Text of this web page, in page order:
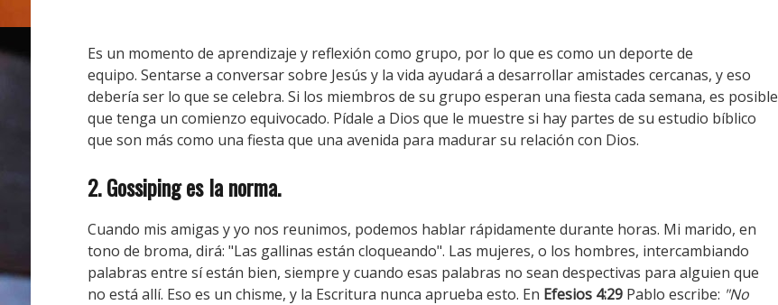
Es un momento de aprendizaje y reflexión como grupo, por lo que es como un deporte de
equipo.Sentarse a conversar sobre Jesús y la vida ayudará a desarrollar amistades cercanas, y eso
debería ser lo que se celebra.Si los miembros de su grupo esperan una fiesta cada semana, es posible
que tenga un comienzo equivocado. Pídale a Dios que le muestre si hay partes de su estudio bíblico
que son más como una fiesta que una avenida para madurar su relación con Dios.
2. Gossiping es la norma.
Cuando mis amigas y yo nos reunimos, podemos hablar rápidamente durante horas. Mi marido, en
tono de broma, dirá: "Las gallinas están cloqueando". Las mujeres, o los hombres, intercambiando
palabras entre sí están bien, siempre y cuando esas palabras no sean despectivas para alguien que
no está allí. Eso es un chisme, y la Escritura nunca aprueba esto. En Efesios 4:29 Pablo escribe: "No